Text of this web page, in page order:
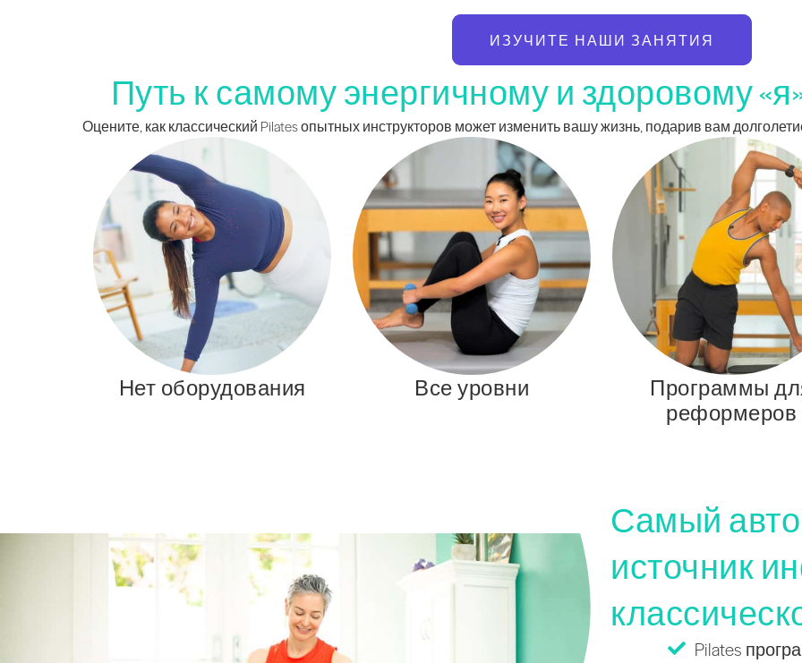
ИЗУЧИТЕ НАШИ ЗАНЯТИЯ
Путь к самому энергичному и здоровому
Оцените, как классический Pilates опытных инструкторов может изменить вашу жизнь, подарив вам
Нет оборудования Все уровни
Программы
реформеров
Самый
источник
Pilates